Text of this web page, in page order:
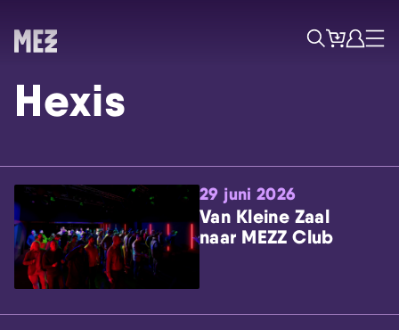
Skip navigatie
ZoekTicketsAccount
Menu
Hexis
29 juni 2026
Van Kleine Zaal
naar MEZZ Club